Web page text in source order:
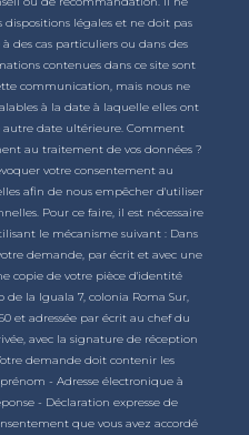
légales et ne doit pas
des cas particuliers ou dans des
contenues dans ce site sont
communication, mais nous ne
à la date à laquelle elles ont
autre date ultérieure. Comment
au traitement de vos données ?
votre consentement au
afin de nous empêcher d'utiliser
Pour ce faire, il est nécessaire
le mécanisme suivant : Dans
demande, par écrit et avec une
copie de votre pièce d'identité
de la Iguala 7, colonia Roma Sur,
et adressée par écrit au chef du
avec la signature de réception
demande doit contenir les
- Adresse électronique à
- Déclaration expresse de
que vous avez accordé